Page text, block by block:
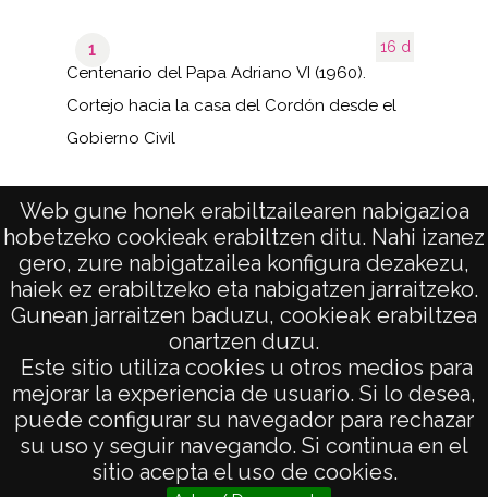
Web gune honek erabiltzailearen nabigazioa
hobetzeko cookieak erabiltzen ditu. Nahi izanez
gero, zure nabigatzailea konfigura dezakezu,
haiek ez erabiltzeko eta nabigatzen jarraitzeko.
Gunean jarraitzen baduzu, cookieak erabiltzea
onartzen duzu.
Este sitio utiliza cookies u otros medios para
mejorar la experiencia de usuario. Si lo desea,
puede configurar su navegador para rechazar
su uso y seguir navegando. Si continua en el
sitio acepta el uso de cookies.
16 d
1
Centenario del Papa Adriano VI (1960).
Cortejo hacia la casa del Cordón desde el
Gobierno Civil
de 1
páginas
1–4 de
results
AVISO LEGAL
POLÍTICA DE PRIVACIDAD
ACCESIBILIDAD
ATENCIÓN CIUDADANA